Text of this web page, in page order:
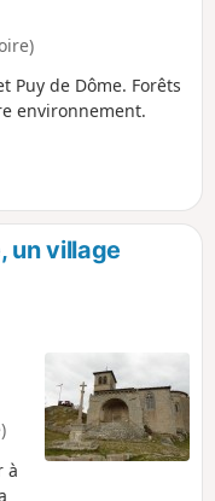
Puy de Dôme. Forêts
environnement.
un village
à